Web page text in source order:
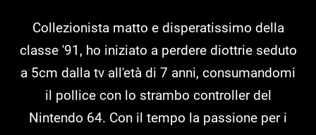
Collezionista matto e disperatissimo della
classe '91, ho iniziato a perdere diottrie seduto
a 5cm dalla tv all'età di 7 anni, consumandomi
il pollice con lo strambo controller del
Nintendo 64. Con il tempo la passione per i